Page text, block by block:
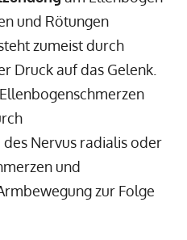
und Rötungen
zumeist durch
Druck auf das Gelenk.
Nervus radialis oder
und
zur Folge